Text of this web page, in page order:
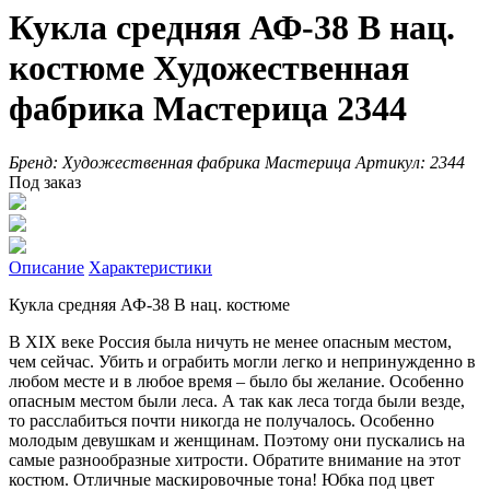
Кукла средняя АФ-38 В нац.
костюме Художественная
фабрика Мастерица 2344
Бренд: Художественная фабрика Мастерица Артикул: 2344
Под заказ
Описание Характеристики
Кукла средняя АФ-38 В нац. костюме
В XIX веке Россия была ничуть не менее опасным местом,
чем сейчас. Убить и ограбить могли легко и непринужденно в
любом месте и в любое время – было бы желание. Особенно
опасным местом были леса. А так как леса тогда были везде,
то расслабиться почти никогда не получалось. Особенно
молодым девушкам и женщинам. Поэтому они пускались на
самые разнообразные хитрости. Обратите внимание на этот
костюм. Отличные маскировочные тона! Юбка под цвет